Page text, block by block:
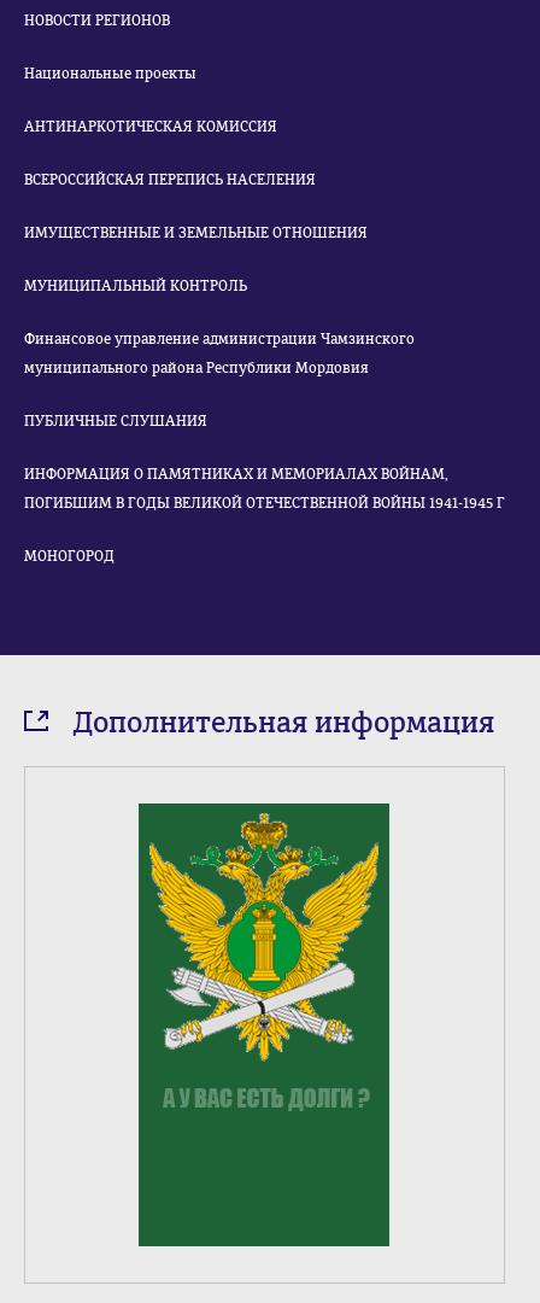
НОВОСТИ РЕГИОНОВ
Национальные проекты
АНТИНАРКОТИЧЕСКАЯ КОМИССИЯ
ВСЕРОССИЙСКАЯ ПЕРЕПИСЬ НАСЕЛЕНИЯ
ИМУЩЕСТВЕННЫЕ И ЗЕМЕЛЬНЫЕ ОТНОШЕНИЯ
МУНИЦИПАЛЬНЫЙ КОНТРОЛЬ
Финансовое управление администрации Чамзинского
муниципального района Республики Мордовия
ПУБЛИЧНЫЕ СЛУШАНИЯ
ИНФОРМАЦИЯ О ПАМЯТНИКАХ И МЕМОРИАЛАХ ВОЙНАМ,
ПОГИБШИМ В ГОДЫ ВЕЛИКОЙ ОТЕЧЕСТВЕННОЙ ВОЙНЫ 1941-1945 Г
МОНОГОРОД
Дополнительная информация